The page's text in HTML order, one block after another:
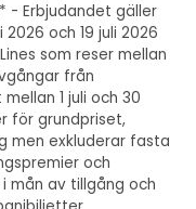
- Erbjudandet gäller
och 19 juli 2026
som reser mellan
från
1 juli och 30
för grundpriset,
men exkluderar fasta
och
mån av tillgång och